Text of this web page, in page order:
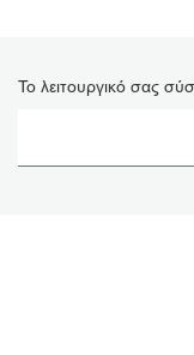
Το λειτουργικό σας